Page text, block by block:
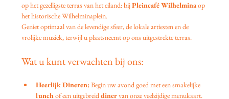
op het gezelligste terras van het eiland: bij Pleincafé Wilhelmina op
het historische Wilhelminaplein.
Geniet optimaal van de levendige sfeer, de lokale artiesten en de
vrolijke muziek, terwijl u plaatsneemt op ons uitgestrekte terras.
Wat u kunt verwachten bij ons:
Heerlijk Dineren: Begin uw avond goed met een smakelijke
lunch of een uitgebreid diner van onze veelzijdige menukaart.